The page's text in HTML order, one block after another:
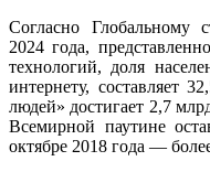
Согласно Глобальному
2024 года,
технологий, доля
интернету, составляет
людей» достигает 2,7
Всемирной паутине
октябре 2018 года —